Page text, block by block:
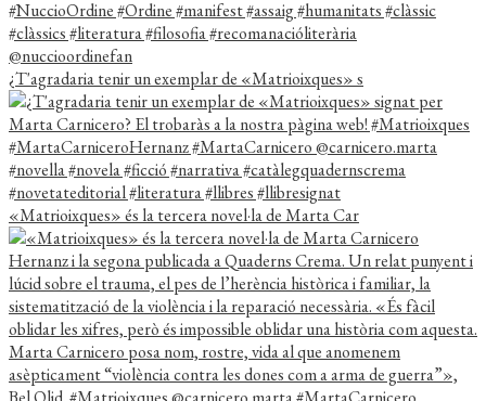
¿T'agradaria tenir un exemplar de «Matrioixques» s
«Matrioixques» és la tercera novel·la de Marta Car